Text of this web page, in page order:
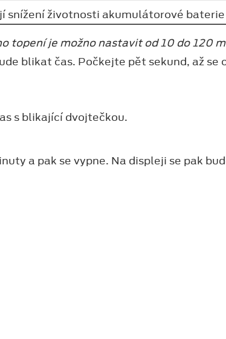
snížení životnosti akumulátorové
topení je možno nastavit od 10 do 120
blikat čas. Počkejte pět sekund, až se
s blikající dvojtečkou.
a pak se vypne. Na displeji se pak